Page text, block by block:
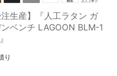
注生産】『人工ラタン ガ
ベンチ LAGOON BLM-1
り